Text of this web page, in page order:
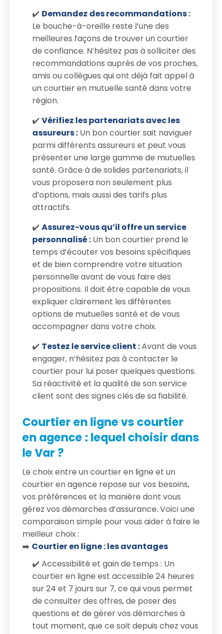
✔️ Demandez des recommandations :
Le bouche-à-oreille reste l’une des
meilleures façons de trouver un courtier
de confiance. N’hésitez pas à solliciter des
recommandations auprès de vos proches,
amis ou collègues qui ont déjà fait appel à
un courtier en mutuelle santé dans votre
région.
✔️ Vérifiez les partenariats avec les
assureurs : Un bon courtier sait naviguer
parmi différents assureurs et peut vous
présenter une large gamme de mutuelles
santé. Grâce à de solides partenariats, il
vous proposera non seulement plus
d’options, mais aussi des tarifs plus
attractifs.
✔️ Assurez-vous qu’il offre un service
personnalisé : Un bon courtier prend le
temps d’écouter vos besoins spécifiques
et de bien comprendre votre situation
personnelle avant de vous faire des
propositions. Il doit être capable de vous
expliquer clairement les différentes
options de mutuelles santé et de vous
accompagner dans votre choix.
✔️ Testez le service client :Avant de vous
engager, n’hésitez pas à contacter le
courtier pour lui poser quelques questions.
Sa réactivité et la qualité de son service
client sont des signes clés de sa fiabilité.
Courtier en ligne vs courtier
en agence : lequel choisir dans
le Var ?
Le choix entre un courtier en ligne et un
courtier en agence repose sur vos besoins,
vos préférences et la manière dont vous
gérez vos démarches d’assurance. Voici une
comparaison simple pour vous aider à faire le
meilleur choix :
➡️ Courtier en ligne : les avantages
✔️ Accessibilité et gain de temps : Un
courtier en ligne est accessible 24 heures
sur 24 et 7 jours sur 7, ce qui vous permet
de consulter des offres, de poser des
questions et de gérer vos démarches à
tout moment, que ce soit depuis chez vous